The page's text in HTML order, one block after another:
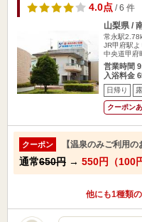
4.0点/ 6 件
山梨県 /
常永駅
JR甲府駅
中央道甲府
営業時間
入浴料金
日帰り
クーポン
クーポン 【温泉のみご利用
通常650円 → 550円（100
他にも1種類